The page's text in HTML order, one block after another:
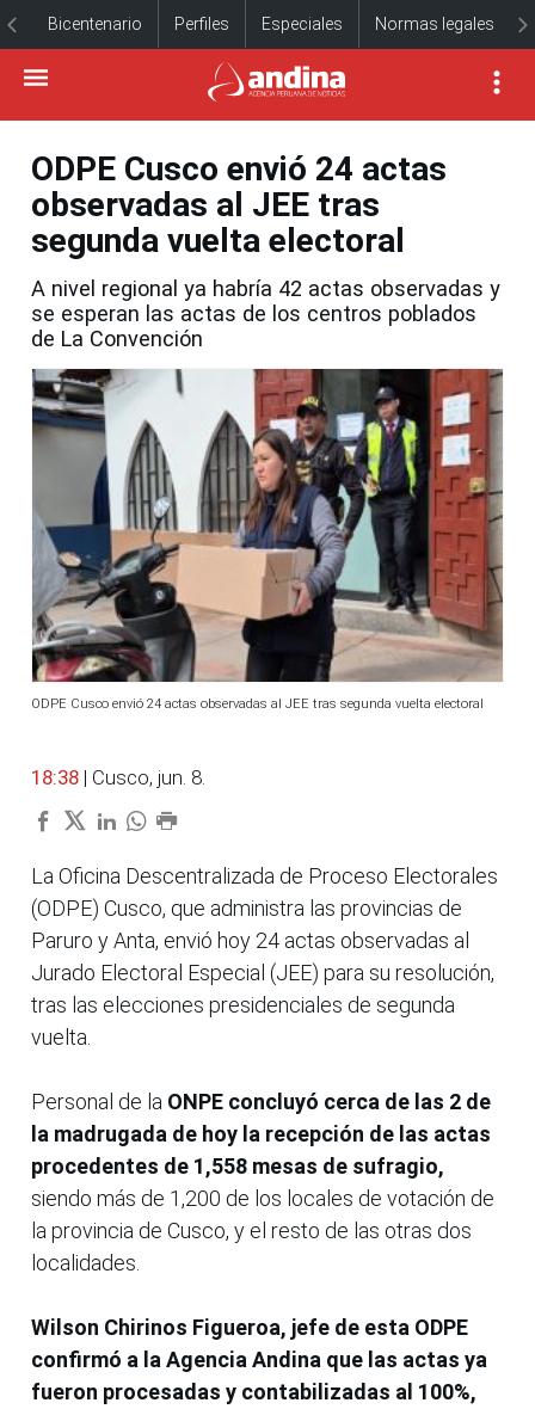
Bicentenario Perfiles Especiales Normas legales
ODPE Cusco envió 24 actas
observadas al JEE tras
segunda vuelta electoral
A nivel regional ya habría 42 actas observadas y
se esperan las actas de los centros poblados
de La Convención
ODPE Cusco envió 24 actas observadas al JEE tras segunda vuelta electoral
18:38 | Cusco, jun. 8.
La Oficina Descentralizada de Proceso Electorales
(ODPE) Cusco, que administra las provincias de
Paruro y Anta, envió hoy 24 actas observadas al
Jurado Electoral Especial (JEE) para su resolución,
tras las elecciones presidenciales de segunda
vuelta.
Personal de la ONPE concluyó cerca de las 2 de
la madrugada de hoy la recepción de las actas
procedentes de 1,558 mesas de sufragio,
siendo más de 1,200 de los locales de votación de
la provincia de Cusco, y el resto de las otras dos
localidades.
Wilson Chirinos Figueroa, jefe de esta ODPE
confirmó a la Agencia Andina que las actas ya
fueron procesadas y contabilizadas al 100%,